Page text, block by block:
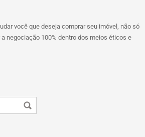
você que deseja comprar seu imóvel, não só
negociação 100% dentro dos meios éticos e